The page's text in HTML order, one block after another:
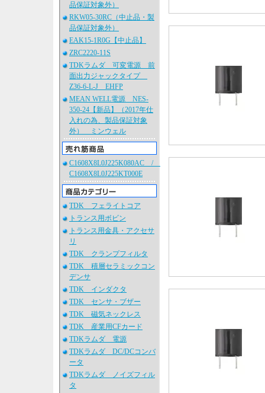
品保証対象外）
RKW05-30RC（中止品・製
品保証対象外）
EAK15-1R0G【中止品】
ZRC2220-11S
TDKラムダ 可変電源 前
面出力ジャックタイプ
Z36-6-L-J EHFP
MEAN WELL電源 NES-
350-24【新品】（2017年仕
入れの為、製品保証対象
外） ミンウェル
C1608X8L0J225K080AC /
C1608X8L0J225KT000E
TDK フェライトコア
トランス用ボビン
トランス用金具・アクセサ
リ
TDK クランプフィルタ
TDK 積層セラミックコン
デンサ
TDK インダクタ
TDK センサ・ブザー
TDK 磁気ネックレス
TDK 産業用CFカード
TDKラムダ 電源
TDKラムダ DC/DCコンバ
ータ
TDKラムダ ノイズフィル
タ